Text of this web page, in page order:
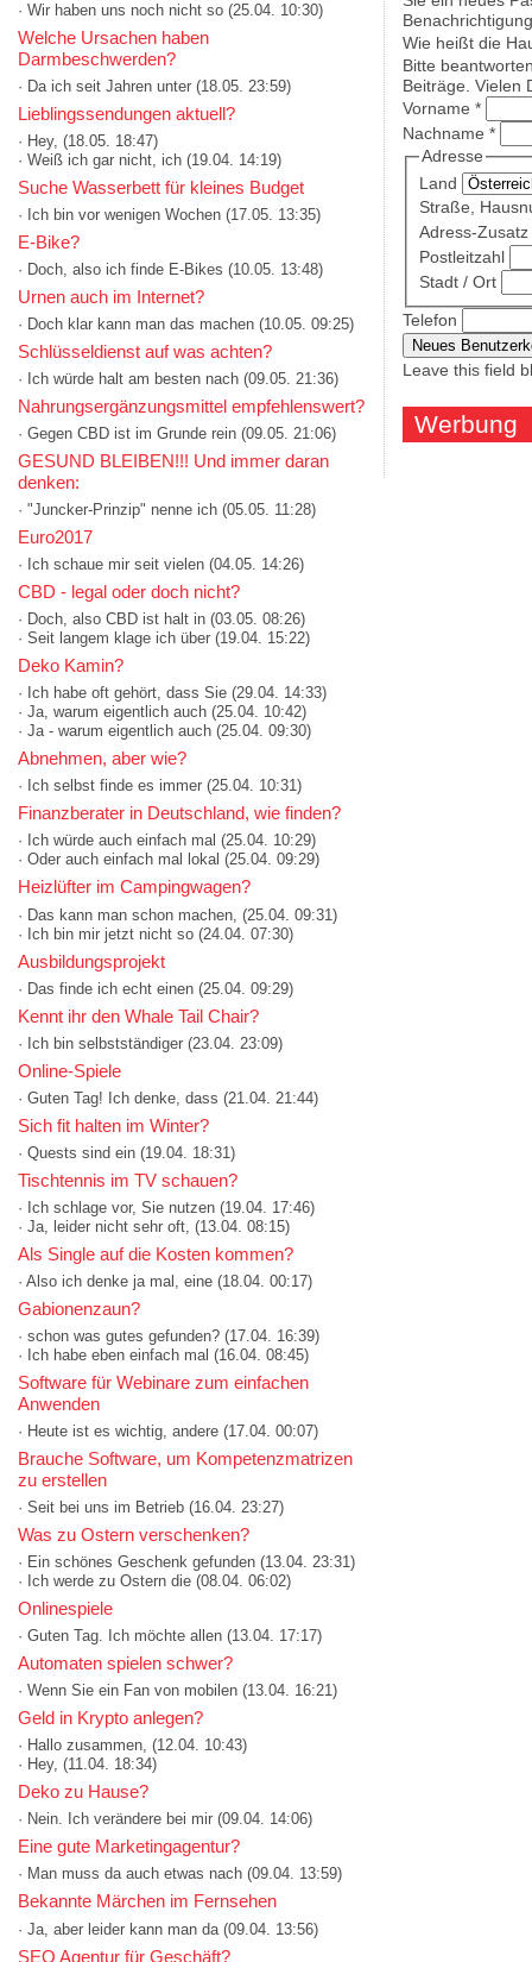
· Wir haben uns noch nicht so (25.04. 10:30)
Welche Ursachen haben
Darmbeschwerden?
· Da ich seit Jahren unter (18.05. 23:59)
Lieblingssendungen aktuell?
· Hey, (18.05. 18:47)
· Weiß ich gar nicht, ich (19.04. 14:19)
Suche Wasserbett für kleines Budget
· Ich bin vor wenigen Wochen (17.05. 13:35)
E-Bike?
· Doch, also ich finde E-Bikes (10.05. 13:48)
Urnen auch im Internet?
· Doch klar kann man das machen (10.05. 09:25)
Schlüsseldienst auf was achten?
· Ich würde halt am besten nach (09.05. 21:36)
Nahrungsergänzungsmittel empfehlenswert?
· Gegen CBD ist im Grunde rein (09.05. 21:06)
GESUND BLEIBEN!!! Und immer daran
denken:
· "Juncker-Prinzip" nenne ich (05.05. 11:28)
Euro2017
· Ich schaue mir seit vielen (04.05. 14:26)
CBD - legal oder doch nicht?
· Doch, also CBD ist halt in (03.05. 08:26)
· Seit langem klage ich über (19.04. 15:22)
Deko Kamin?
· Ich habe oft gehört, dass Sie (29.04. 14:33)
· Ja, warum eigentlich auch (25.04. 10:42)
· Ja - warum eigentlich auch (25.04. 09:30)
Abnehmen, aber wie?
· Ich selbst finde es immer (25.04. 10:31)
Finanzberater in Deutschland, wie finden?
· Ich würde auch einfach mal (25.04. 10:29)
· Oder auch einfach mal lokal (25.04. 09:29)
Heizlüfter im Campingwagen?
· Das kann man schon machen, (25.04. 09:31)
· Ich bin mir jetzt nicht so (24.04. 07:30)
Ausbildungsprojekt
· Das finde ich echt einen (25.04. 09:29)
Kennt ihr den Whale Tail Chair?
· Ich bin selbstständiger (23.04. 23:09)
Online-Spiele
· Guten Tag! Ich denke, dass (21.04. 21:44)
Sich fit halten im Winter?
· Quests sind ein (19.04. 18:31)
Tischtennis im TV schauen?
· Ich schlage vor, Sie nutzen (19.04. 17:46)
· Ja, leider nicht sehr oft, (13.04. 08:15)
Als Single auf die Kosten kommen?
· Also ich denke ja mal, eine (18.04. 00:17)
Gabionenzaun?
· schon was gutes gefunden? (17.04. 16:39)
· Ich habe eben einfach mal (16.04. 08:45)
Software für Webinare zum einfachen
Anwenden
· Heute ist es wichtig, andere (17.04. 00:07)
Brauche Software, um Kompetenzmatrizen
zu erstellen
· Seit bei uns im Betrieb (16.04. 23:27)
Was zu Ostern verschenken?
· Ein schönes Geschenk gefunden (13.04. 23:31)
· Ich werde zu Ostern die (08.04. 06:02)
Onlinespiele
· Guten Tag. Ich möchte allen (13.04. 17:17)
Automaten spielen schwer?
· Wenn Sie ein Fan von mobilen (13.04. 16:21)
Geld in Krypto anlegen?
· Hallo zusammen, (12.04. 10:43)
· Hey, (11.04. 18:34)
Deko zu Hause?
· Nein. Ich verändere bei mir (09.04. 14:06)
Eine gute Marketingagentur?
· Man muss da auch etwas nach (09.04. 13:59)
Bekannte Märchen im Fernsehen
· Ja, aber leider kann man da (09.04. 13:56)
SEO Agentur für Geschäft?
Wie heißt die
Bitte
Beiträge. Vielen
Vorname *
Nachname *
Adresse
Land
Straße,
Adress-
Postleitzahl
Stadt / Ort
Telefon
Leave this field
Werbung